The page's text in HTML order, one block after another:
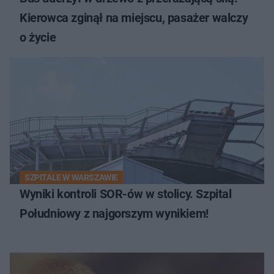
Kierowca zginął na miejscu, pasażer walczy
o życie
SZPITALE W WARSZAWIE
Wyniki kontroli SOR-ów w stolicy. Szpital
Południowy z najgorszym wynikiem!